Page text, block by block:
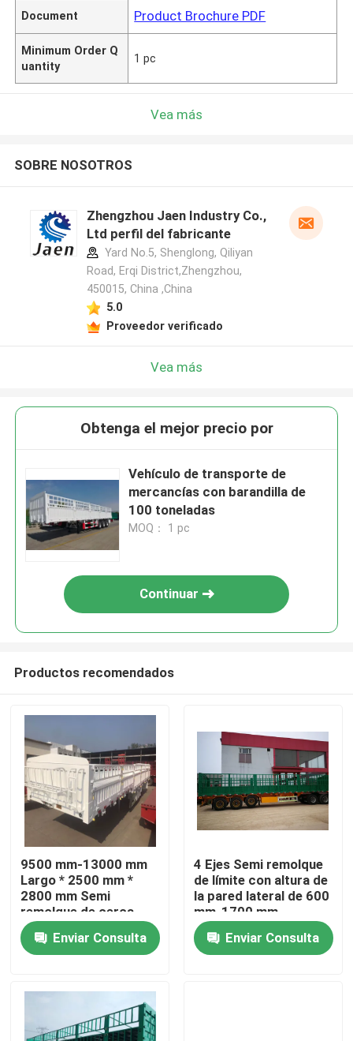
Hogar
Vídeos
Document Product Brochure PDF
Minimum Order Q
uantity
1 pc
Vea más
SOBRE NOSOTROS
Zhengzhou Jaen Industry Co.,
Ltd perfil del fabricante
Yard No.5, Shenglong, Qiliyan
Road, Erqi District,Zhengzhou,
450015, China ,China
5.0
Proveedor verificado
Vea más
Obtenga el mejor precio por
Vehículo de transporte de
mercancías con barandilla de
100 toneladas
MOQ： 1 pc
Continuar
Productos recomendados
9500 mm-13000 mm
Largo * 2500 mm *
2800 mm Semi
remolque de cerca
con suspensión
mecánicaEnviar Consulta
4 Ejes Semi remolque
de límite con altura de
la pared lateral de 600
mm-1700 mm
Enviar Consulta